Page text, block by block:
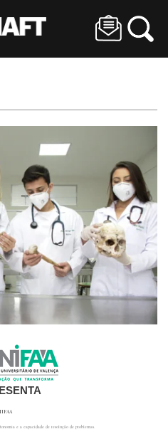
e a capacidade de resolução de problemas.